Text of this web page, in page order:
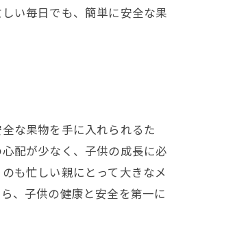
い毎日でも、簡単に安全な果
な果物を手に入れられるた
配が少なく、子供の成長に必
も忙しい親にとって大きなメ
、子供の健康と安全を第一に